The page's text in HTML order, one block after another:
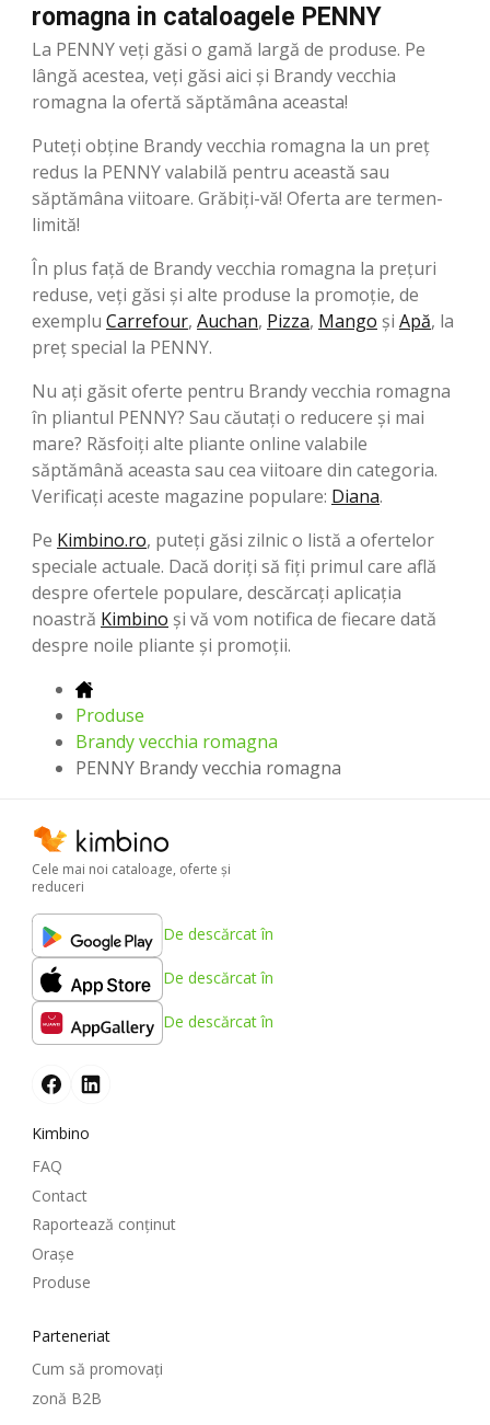
romagna in cataloagele PENNY
La PENNY veți găsi o gamă largă de produse. Pe
lângă acestea, veți găsi aici și Brandy vecchia
romagna la ofertă săptămâna aceasta!
Puteți obține Brandy vecchia romagna la un preț
redus la PENNY valabilă pentru această sau
săptămâna viitoare. Grăbiți-vă! Oferta are termen-
limită!
În plus față de Brandy vecchia romagna la prețuri
reduse, veți găsi și alte produse la promoție, de
exemplu Carrefour, Auchan, Pizza, Mango şi Apă, la
preț special la PENNY.
Nu ați găsit oferte pentru Brandy vecchia romagna
în pliantul PENNY? Sau căutați o reducere și mai
mare? Răsfoiți alte pliante online valabile
săptămână aceasta sau cea viitoare din categoria.
Verificați aceste magazine populare: Diana.
Pe Kimbino.ro, puteți găsi zilnic o listă a ofertelor
speciale actuale. Dacă doriți să fiți primul care află
despre ofertele populare, descărcați aplicația
noastră Kimbino și vă vom notifica de fiecare dată
despre noile pliante și promoții.
Produse
Brandy vecchia romagna
PENNY Brandy vecchia romagna
Cele mai noi cataloage, oferte şi
reduceri
De descărcat în
De descărcat în
De descărcat în
Kimbino
FAQ
Contact
Raportează conținut
Oraşe
Produse
Parteneriat
Cum să promovați
zonă B2B